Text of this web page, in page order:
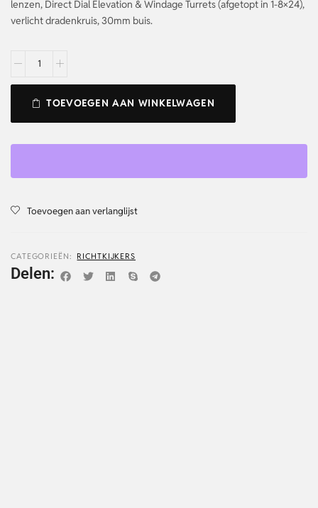
lenzen, Direct Dial Elevation & Windage Turrets (afgetopt in 1-8×24),
verlicht dradenkruis, 30mm buis.
TOEVOEGEN AAN WINKELWAGEN
Toevoegen aan verlanglijst
CATEGORIEËN: RICHTKIJKERS
Delen: